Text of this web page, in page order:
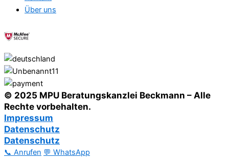
Über uns
© 2025 MPU Beratungskanzlei Beckmann – Alle
Rechte vorbehalten.
Impressum
Datenschutz
Datenschutz
📞 Anrufen 💬 WhatsApp